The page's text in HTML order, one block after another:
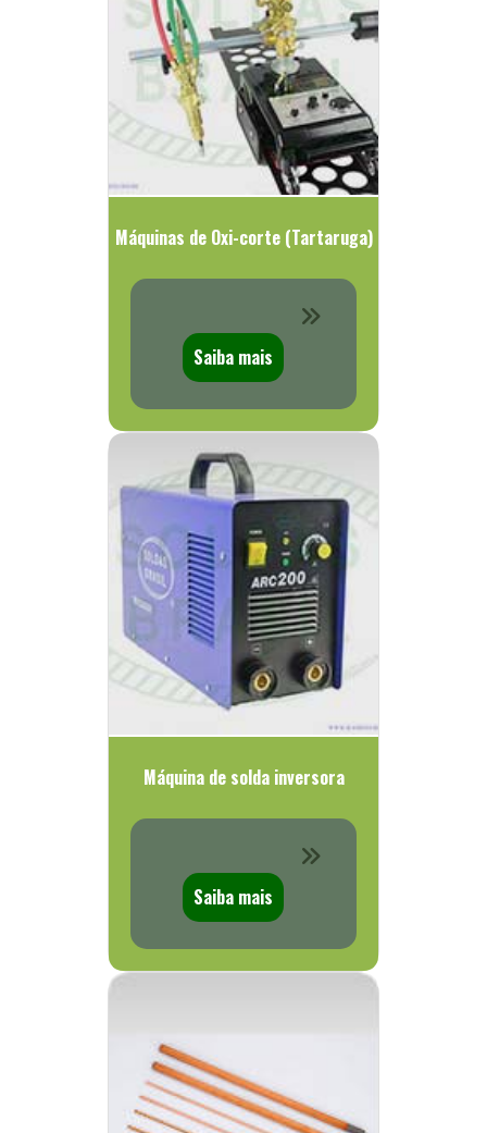
Máquinas de Oxi-corte (Tartaruga)
Saiba mais
Máquina de solda inversora
Saiba mais